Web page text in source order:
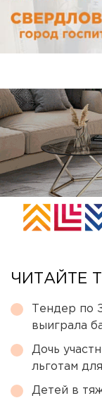
ЧИТАЙТЕ
Тендер по
выиграла
Дочь
льготам
Детей в